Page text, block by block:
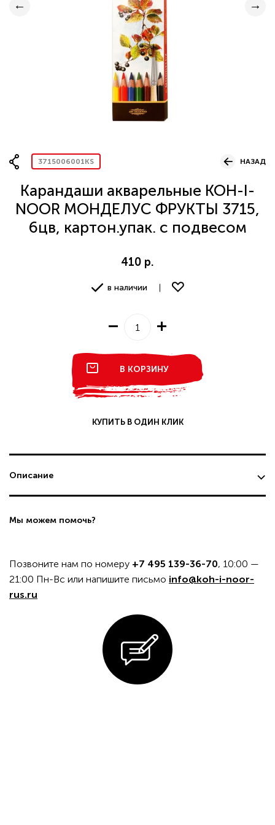
3715006001KS НАЗАД
Карандаши акварельные KOH-I-
NOOR МОНДЕЛУС ФРУКТЫ 3715,
6цв, картон.упак. с подвесом
410 р.
в наличии
В КОРЗИНУ
КУПИТЬ В ОДИН КЛИК
Описание
Мы можем помочь?
Позвоните нам по номеру +7 495 139-36-70, 10:00 —
21:00 Пн-Вс или напишите письмо info@koh-i-noor-
rus.ru
Вопрос по представительству
ОСТАВИТЬ ЗАЯВКУ